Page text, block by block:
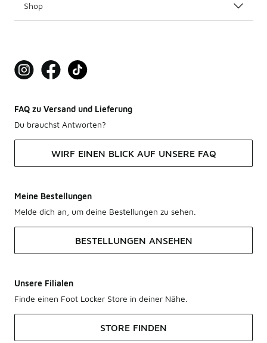
Shop
FAQ zu Versand und Lieferung
Du brauchst Antworten?
WIRF EINEN BLICK AUF UNSERE FAQ
Meine Bestellungen
Melde dich an, um deine Bestellungen zu sehen.
BESTELLUNGEN ANSEHEN
Unsere Filialen
Finde einen Foot Locker Store in deiner Nähe.
STORE FINDEN